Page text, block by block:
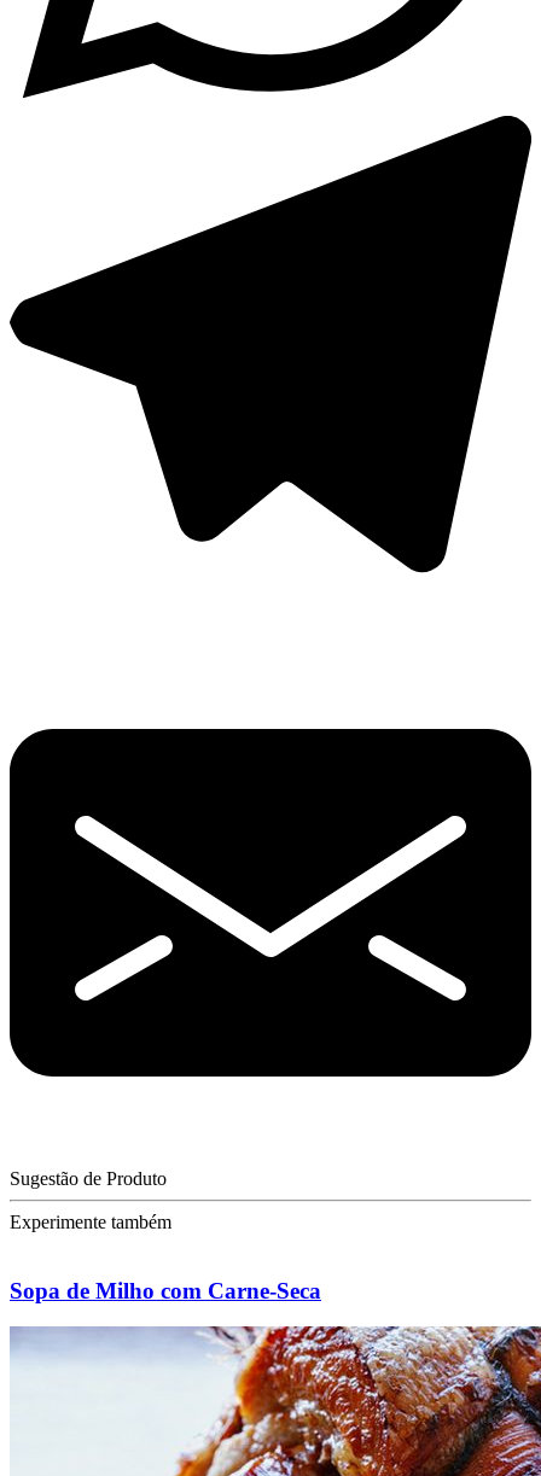
Sugestão de Produto
Experimente também
Sopa de Milho com Carne-Seca